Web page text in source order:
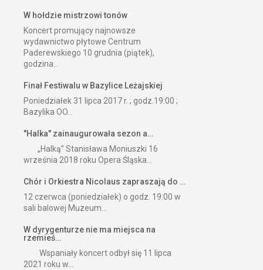
W hołdzie mistrzowi tonów
Koncert promujący najnowsze
wydawnictwo płytowe Centrum
Paderewskiego 10 grudnia (piątek),
godzina...
Finał Festiwalu w Bazylice Leżajskiej
Poniedziałek 31 lipca 2017 r. ; godz.19:00 ;
Bazylika OO...
"Halka" zainaugurowała sezon a…
„Halką” Stanisława Moniuszki 16
września 2018 roku Opera Śląska...
Chór i Orkiestra Nicolaus zapraszają do …
12 czerwca (poniedziałek) o godz. 19:00 w
sali balowej Muzeum...
W dyrygenturze nie ma miejsca na
rzemieś…
Wspaniały koncert odbył się 11 lipca
2021 roku w...